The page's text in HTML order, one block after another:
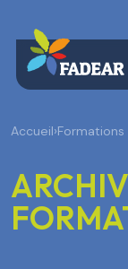
Accueil›Formations